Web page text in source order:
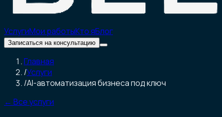
УслугиМои работыКто яБлог
Записаться на консультацию
Главная
/Услуги
/AI-автоматизация бизнеса под ключ
← Все услуги